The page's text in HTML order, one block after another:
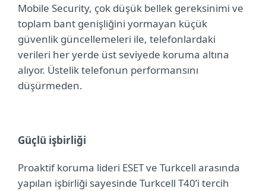
Mobile Security, çok düşük bellek gereksinimi ve
toplam bant genişliğini yormayan küçük
güvenlik güncellemeleri ile, telefonlardaki
verileri her yerde üst seviyede koruma altına
alıyor. Üstelik telefonun performansını
düşürmeden.
Güçlü işbirliği
Proaktif koruma lideri ESET ve Turkcell arasında
yapılan işbirliği sayesinde Turkcell T40’i tercih